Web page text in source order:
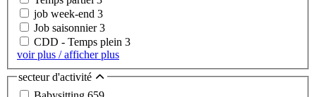
job week-end 3
Job saisonnier3
CDD - Temps plein 3
voir plus / afficher plus
secteur d'activité